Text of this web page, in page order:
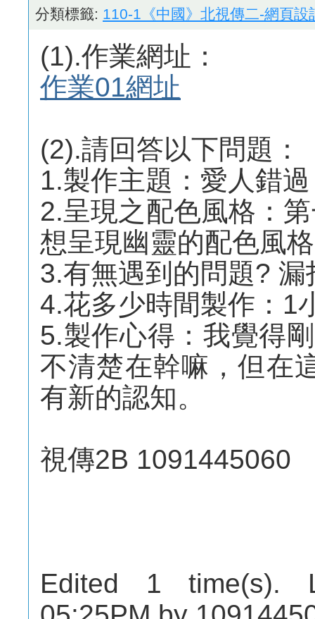
分類標籤: 110-1《中國》北視傳二-網頁設
(1).作業網址：
作業01網址
(2).請回答以下問題：
1.製作主題：愛人錯
2.呈現之配色風格：
想呈現幽靈的配色風格
3.有無遇到的問題?
4.花多少時間製作：1
5.製作心得：我覺得
不清楚在幹嘛，但在
有新的認知。
視傳2B 1091445060
Edited 1 time(s).